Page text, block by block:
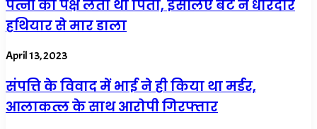
पत्नी का पक्ष लेता था पिता, इसलिए बेटे ने धारदार
हथियार से मार डाला
April 13, 2023
संपत्ति के विवाद में भाई ने ही किया था मर्डर,
आलाकत्ल के साथ आरोपी गिरफ्तार